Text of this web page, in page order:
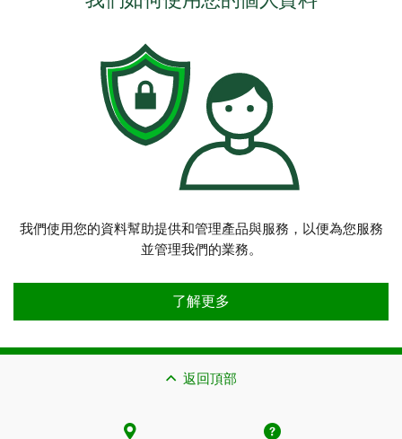
我們使用您的資料幫助提供和管理產品與服務，以便為您服務
並管理我們的業務。
我們如何使用您的個人資料
了解更多
返回頂部